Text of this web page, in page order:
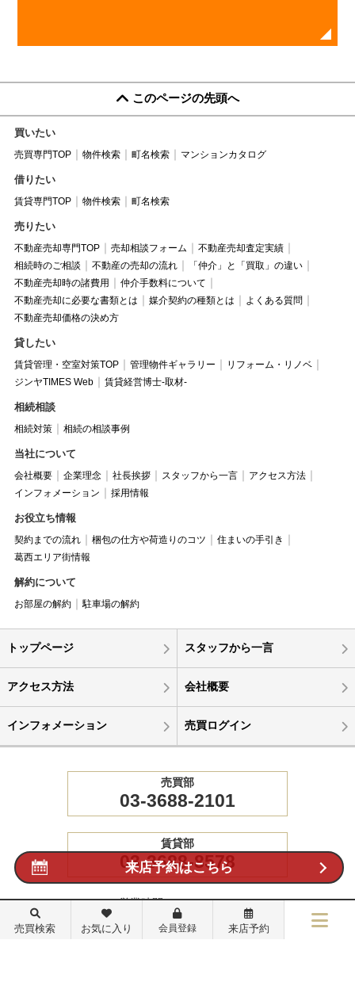
このページの先頭へ
買いたい
売買専門TOP 物件検索 町名検索 マンションカタログ
借りたい
賃貸専門TOP 物件検索 町名検索
売りたい
不動産売却専門TOP 売却相談フォーム
不動産売却査定実績
相続時のご相談
不動産の売却の流れ
「仲介」と「買取」の違い
不動産売却時の諸費用
仲介手数料について
不動産売却に必要な書類とは
媒介契約の種類とは
よくある質問
不動産売却価格の決め方
貸したい
賃貸管理・空室対策TOP 管理物件ギャラリー
リフォーム・リノベ
ジンヤTIMES Web
賃貸経営博士-取材-
相続相談
相続対策 相続の相談事例
当社について
会社概要 企業理念 社長挨拶 スタッフから一言
アクセス方法
インフォメーション
採用情報
お役立ち情報
契約までの流れ 梱包の仕方や荷造りのコツ
住まいの手引き
葛西エリア街情報
解約について
お部屋の解約 駐車場の解約
トップページ スタッフから一言
アクセス方法 会社概要
インフォメーション 売買ログイン
売買部
03-3688-2101
賃貸部
03-3688-8578
営業時間：9:30～18:30
定休日：毎週水曜日 他
インボイス番号 T5011702005702
来店予約はこちら
売買検索 お気に入り 会員登録 来店予約